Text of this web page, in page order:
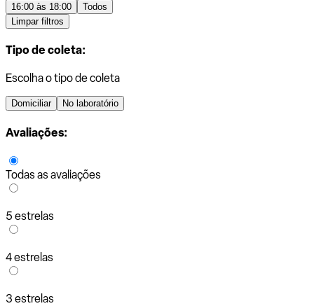
16:00 às 18:00
Todos
Limpar filtros
Tipo de coleta:
Escolha o tipo de coleta
Domiciliar No laboratório
Avaliações:
Todas as avaliações
5 estrelas
4 estrelas
3 estrelas